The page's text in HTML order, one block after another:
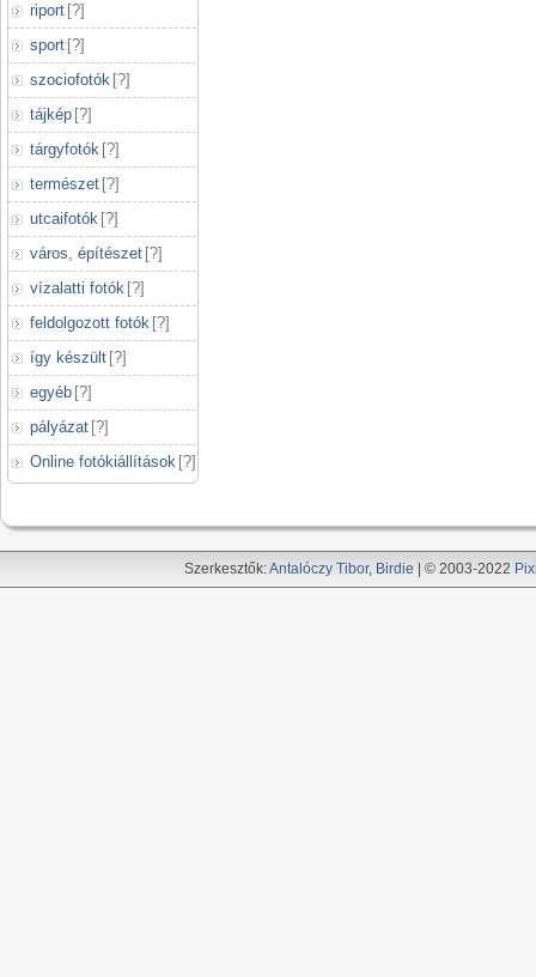
riport [?]
sport [?]
szociofotók [?]
tájkép [?]
tárgyfotók [?]
természet [?]
utcaifotók [?]
város, építészet [?]
vízalatti fotók [?]
feldolgozott fotók [?]
így készült [?]
egyéb [?]
pályázat [?]
Online fotókiállítások [?]
Szerkesztők:Antalóczy Tibor, Birdie | © 2003-2022